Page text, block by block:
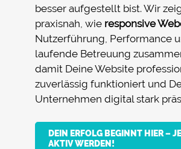
besser aufgestellt bist. Wir
praxisnah, wie responsive
Nutzerführung, Performance
laufende Betreuung
damit Deine Website
zuverlässig funktioniert und
Unternehmen digital stark
DEIN ERFOLG BEGINNT HIER –
AKTIV WERDEN!